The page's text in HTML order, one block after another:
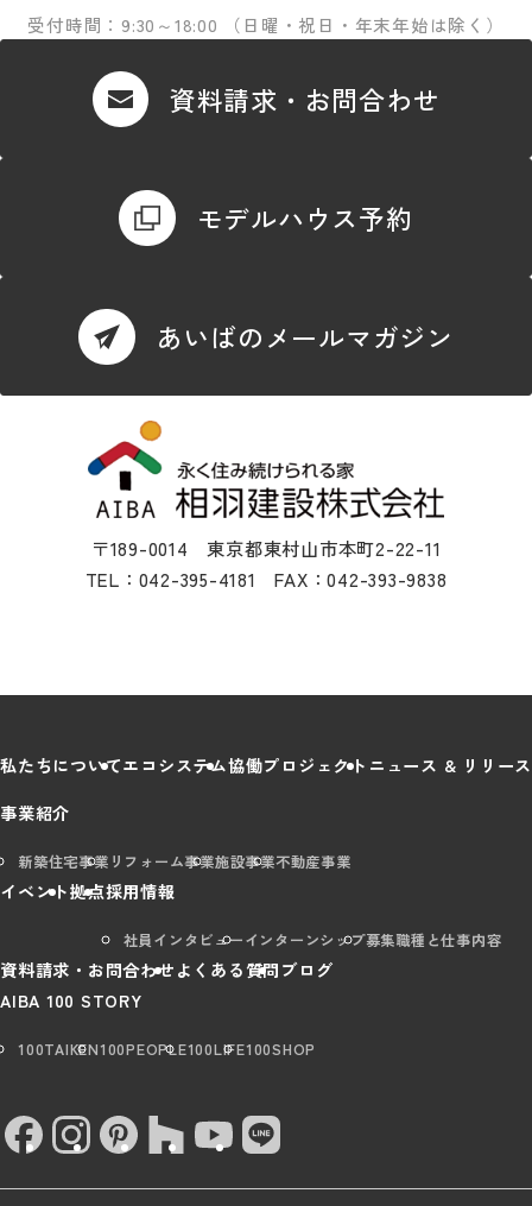
受付時間：9:30～18:00 （日曜・祝日・年末年始は除く）
資料請求・お問合わせ
モデルハウス予約
あいばのメールマガジン
〒189-0014 東京都東村山市本町2-22-11
TEL：042-395-4181 FAX：042-393-9838
私たちについてエコシステム協働プロジェクト ニュース & リリース
事業紹介
新築住宅事業 リフォーム事業施設事業不動産事業
イベント拠点採用情報
社員インタビューインターンシップ募集職種と仕事内容
資料請求・お問合わせ よくある質問 ブログ
AIBA 100 STORY
100TAIKEN100PEOPLE100LIFE100SHOP